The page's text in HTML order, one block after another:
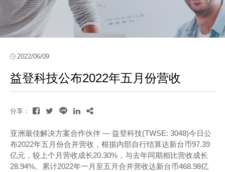
2022/06/09
益登科技公布2022年五月份营收
分享：
亚洲最佳解决方案合作伙伴 ― 益登科技(TWSE: 3048)今日公
布2022年五月份合并营收，根据内部自行结算达新台币97.39
亿元，较上个月营收成长20.30%，与去年同期相比营收成长
28.94%。累计2022年一月至五月合并营收达新台币468.98亿